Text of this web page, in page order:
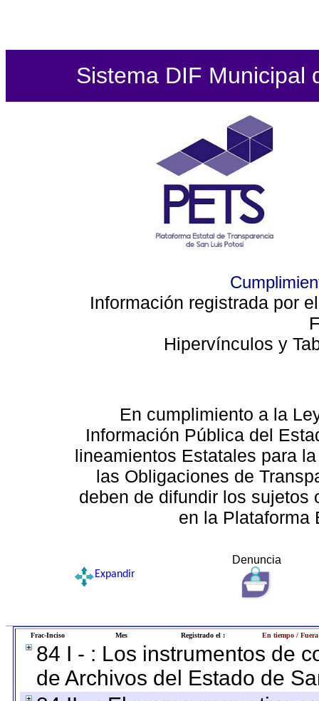
Sistema DIF Municipal
Información registrada por
Hipervínculos y
En cumplimiento a la
Información Pública del
lineamientos Estatales para
las Obligaciones de
deben de difundir los sujetos
en la Plataforma
Denuncia
Expandir
Frac-Inciso Mes Registrado el : En tiempo /
84 I - : Los instrumentos de
de Archivos del Estado de